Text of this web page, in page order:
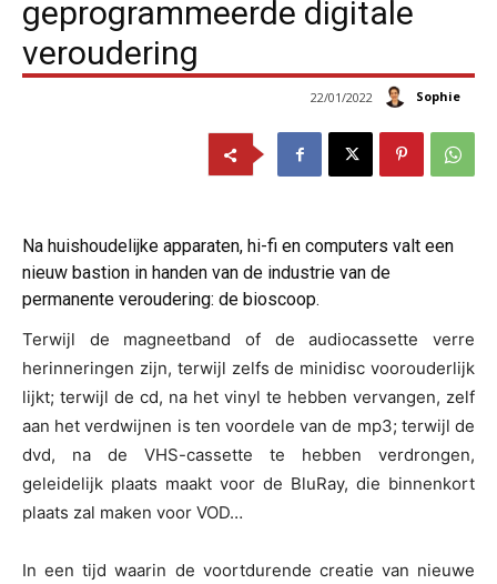
geprogrammeerde digitale
veroudering
Sophie
22/01/2022
Na huishoudelijke apparaten, hi-fi en computers valt een
nieuw bastion in handen van de industrie van de
permanente veroudering: de bioscoop.
Terwijl de magneetband of de audiocassette verre
herinneringen zijn, terwijl zelfs de minidisc voorouderlijk
lijkt; terwijl de cd, na het vinyl te hebben vervangen, zelf
aan het verdwijnen is ten voordele van de mp3; terwijl de
dvd, na de VHS-cassette te hebben verdrongen,
geleidelijk plaats maakt voor de BluRay, die binnenkort
plaats zal maken voor VOD…
In een tijd waarin de voortdurende creatie van nieuwe